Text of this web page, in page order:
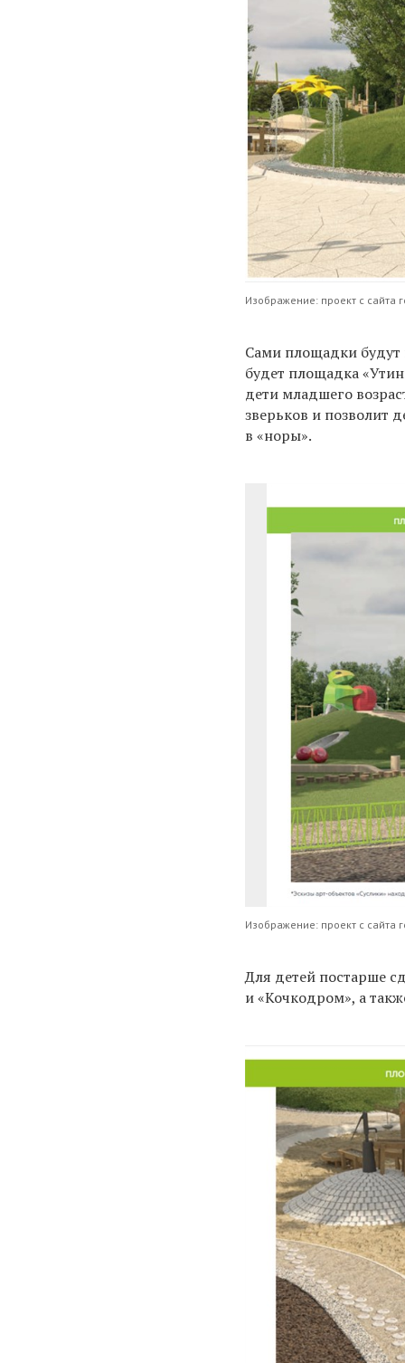
Изображение: проект с сайта
Сами площадки будут
будет площадка
дети младшего
зверьков и позволит
в «норы».
Изображение: проект с сайта
Для детей постарше
и «Кочкодром», а